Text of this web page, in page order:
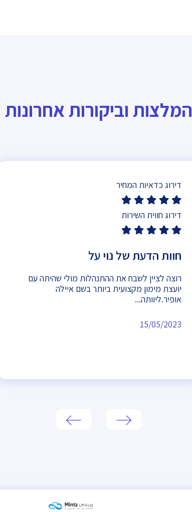
המלצות וביקורות אחרונות
דירוג כדאיות המחיר
דירוג חווית השירות
חוות הדעת של נוי על
רוצה לציין לשבח את ההתנהלות מולי שהיתה עם
יועצת מימון מקצועית ביותר בשם איילה
אופיר.ליוותה...
15/05/2023